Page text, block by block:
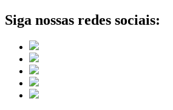
Siga nossas redes sociais: